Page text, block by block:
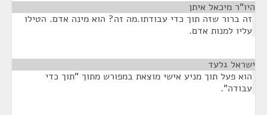
היו"ר מיכאל איתן
זה ברור שזה תוך כדי עבודתו.מה זה? הוא מינה אדם. הטילו
עליו למנות אדם.
ישראל גלעד
הוא פעל תוך מניע אישי מוצאת במפורש מתוך "תוך כדי
עבודה".